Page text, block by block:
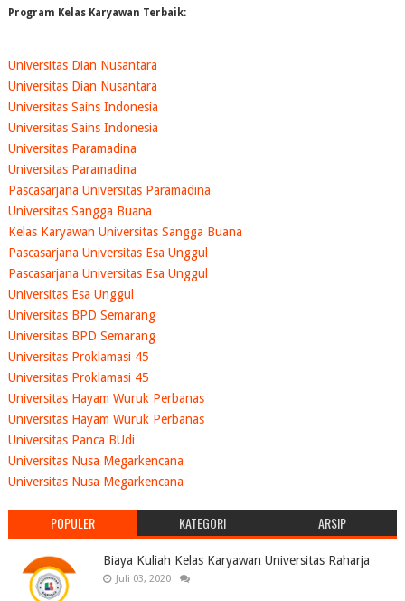
Program Kelas Karyawan Terbaik:
Universitas Dian Nusantara
Universitas Dian Nusantara
Universitas Sains Indonesia
Universitas Sains Indonesia
Universitas Paramadina
Universitas Paramadina
Pascasarjana Universitas Paramadina
Universitas Sangga Buana
Kelas Karyawan Universitas Sangga Buana
Pascasarjana Universitas Esa Unggul
Pascasarjana Universitas Esa Unggul
Universitas Esa Unggul
Universitas BPD Semarang
Universitas BPD Semarang
Universitas Proklamasi 45
Universitas Proklamasi 45
Universitas Hayam Wuruk Perbanas
Universitas Hayam Wuruk Perbanas
Universitas Panca BUdi
Universitas Nusa Megarkencana
Universitas Nusa Megarkencana
POPULER KATEGORI ARSIP
Biaya Kuliah Kelas Karyawan Universitas Raharja
Juli 03, 2020